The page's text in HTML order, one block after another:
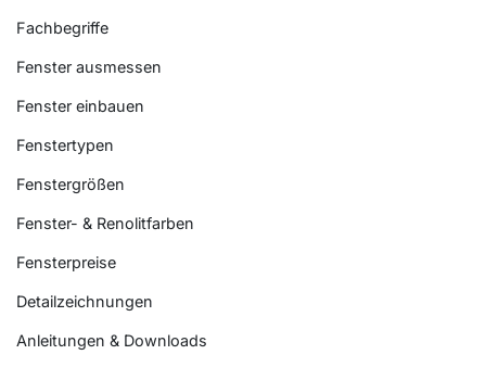
Fachbegriffe
Fenster ausmessen
Fenster einbauen
Fenstertypen
Fenstergrößen
Fenster- & Renolitfarben
Fensterpreise
Detailzeichnungen
Anleitungen & Downloads